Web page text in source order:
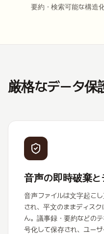
要約・検索可能な構造
厳格なデータ保
音声の即時破棄
音声ファイルは文字起こ
され、平文のままディス
ん。議事録・要約などの
号化して保存され、ユー